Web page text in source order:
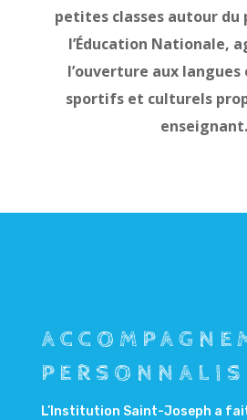
petites classes autour du
l’Éducation Nationale,
l’ouverture aux
sportifs et culturels
enseignant.
L’Institution Saint-Joseph a fait